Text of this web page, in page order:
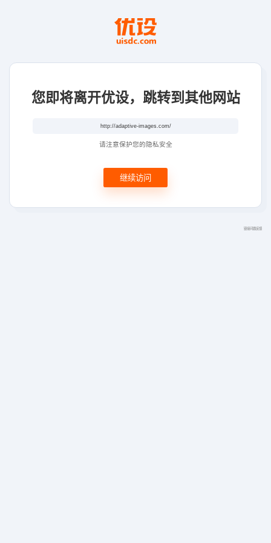
您即将离开优设，跳转到其他网站
请注意保护您的隐私安全
继续访问
链接问题反馈